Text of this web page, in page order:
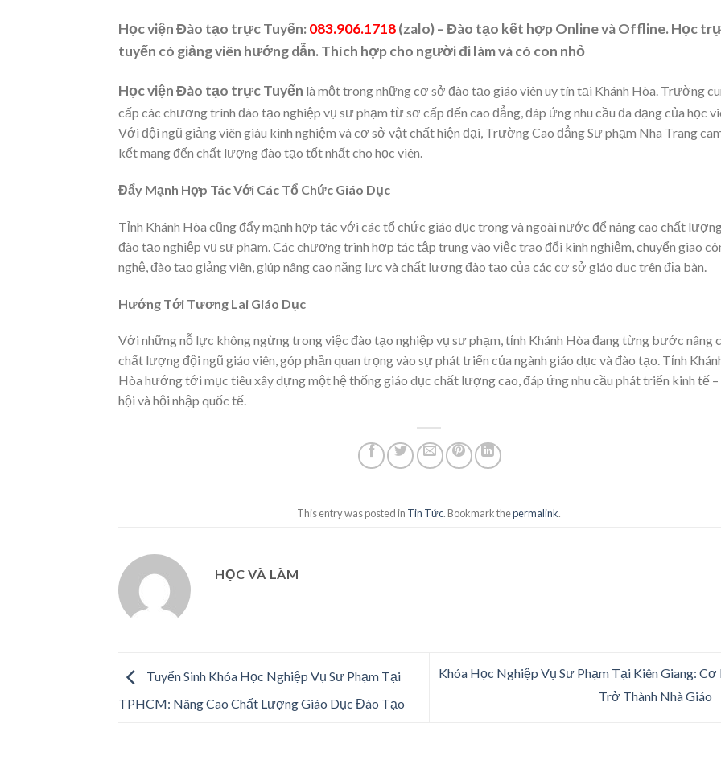
Học viện Đào tạo trực Tuyến:083.906.1718(zalo) – Đào tạo kết hợp Online và Offline. Học
tuyến có giảng viên hướng dẫn. Thích hợp cho người đi làm và có con nhỏ
Học viện Đào tạo trực Tuyến là một trong những cơ sở đào tạo giáo viên uy tín tại Khánh Hòa. Trường
cấp các chương trình đào tạo nghiệp vụ sư phạm từ sơ cấp đến cao đẳng, đáp ứng nhu cầu đa dạng của học
Với đội ngũ giảng viên giàu kinh nghiệm và cơ sở vật chất hiện đại, Trường Cao đẳng Sư phạm Nha Trang
kết mang đến chất lượng đào tạo tốt nhất cho học viên.
Đẩy Mạnh Hợp Tác Với Các Tổ Chức Giáo Dục
Tỉnh Khánh Hòa cũng đẩy mạnh hợp tác với các tổ chức giáo dục trong và ngoài nước để nâng cao chất
đào tạo nghiệp vụ sư phạm. Các chương trình hợp tác tập trung vào việc trao đổi kinh nghiệm, chuyển giao
nghệ, đào tạo giảng viên, giúp nâng cao năng lực và chất lượng đào tạo của các cơ sở giáo dục trên địa bàn.
Hướng Tới Tương Lai Giáo Dục
Với những nỗ lực không ngừng trong việc đào tạo nghiệp vụ sư phạm, tỉnh Khánh Hòa đang từng bước nâng
chất lượng đội ngũ giáo viên, góp phần quan trọng vào sự phát triển của ngành giáo dục và đào tạo. Tỉnh
Hòa hướng tới mục tiêu xây dựng một hệ thống giáo dục chất lượng cao, đáp ứng nhu cầu phát triển kinh tế –
hội và hội nhập quốc tế.
This entry was posted in Tin Tức. Bookmark thepermalink.
HỌC VÀ LÀM
Tuyển Sinh Khóa Học Nghiệp Vụ Sư Phạm Tại
TPHCM: Nâng Cao Chất Lượng Giáo Dục Đào Tạo
Khóa Học Nghiệp Vụ Sư Phạm Tại Kiên Giang: Cơ
Trở Thành Nhà Giáo